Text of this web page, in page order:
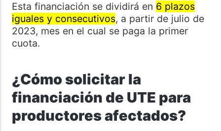
Esta financiación se dividirá en 6 plazos
iguales y consecutivos, a partir de julio de
2023, mes en el cual se paga la primer
cuota.
¿Cómo solicitar la
financiación de UTE para
productores afectados?